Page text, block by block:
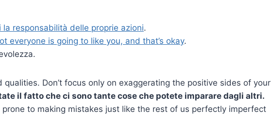
la responsabilità delle proprie azioni.
everyone is going to like you, and that’s okay.
Don’t focus only on exaggerating the positive sides of your
il fatto che ci sono tante cose che potete imparare dagli altri.
prone to making mistakes just like the rest of us perfectly imperfect